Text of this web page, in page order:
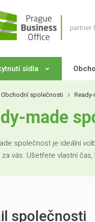
sídla
Obchodní společnosti
made
společnost je ideální
vás. Ušetřete vlastní
společnosti